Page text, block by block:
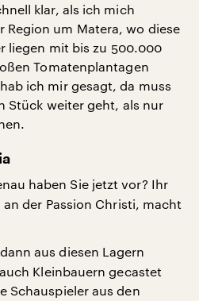
klar, als ich mich
Region um Matera, wo diese
liegen mit bis zu 500.000
Tomatenplantagen
ich mir gesagt, da muss
Stück weiter geht, als nur
haben Sie jetzt vor? Ihr
der Passion Christi, macht
aus diesen Lagern
Kleinbauern gecastet
Schauspieler aus den